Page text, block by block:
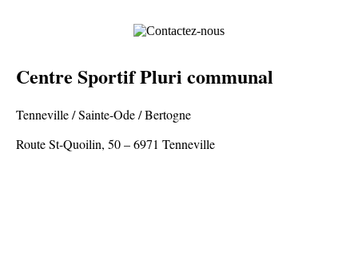
Centre Sportif Pluri communal
Tenneville / Sainte-Ode / Bertogne
Route St-Quoilin, 50 – 6971 Tenneville